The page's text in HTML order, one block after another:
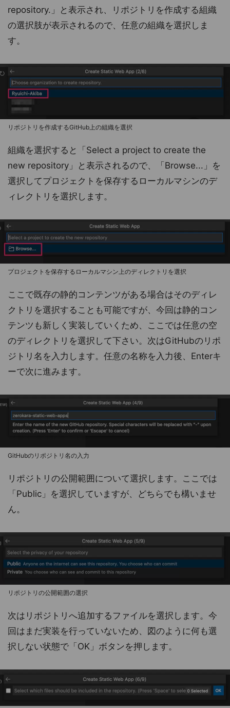
repository.」と表示され、リポジトリを作成する組織
の選択肢が表示されるので、任意の組織を選択しま
す。
リポジトリを作成するGitHub上の組織を選択
組織を選択すると「Select a project to create the
new repository」と表示されるので、「Browse...」を
選択してプロジェクトを保存するローカルマシンのデ
ィレクトリを選択します。
プロジェクトを保存するローカルマシン上のディレクトリを選択
ここで既存の静的コンテンツがある場合はそのディレ
クトリを選択することも可能ですが、今回は静的コン
テンツも新しく実装していくため、ここでは任意の空
のディレクトリを選択して下さい。次はGitHubのリポ
ジトリ名を入力します。任意の名称を入力後、Enterキ
ーで次に進みます。
GitHubのリポジトリ名の入力
リポジトリの公開範囲について選択します。ここでは
「Public」を選択していますが、どちらでも構いませ
ん。
リポジトリの公開範囲の選択
次はリポジトリへ追加するファイルを選択します。今
回はまだ実装を行っていないため、図のように何も選
択しない状態で「OK」ボタンを押します。